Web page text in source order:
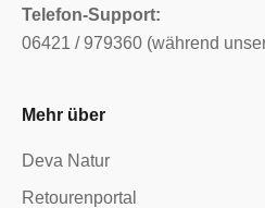
Telefon-Support:
06421 / 979360 (während
Mehr über
Deva Natur
Retourenportal